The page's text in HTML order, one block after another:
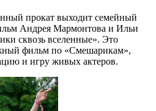
прокат выходит семейный
Андрея Мармонтова и Ильи
сквозь вселенные». Это
фильм по «Смешарикам»,
и игру живых актеров.